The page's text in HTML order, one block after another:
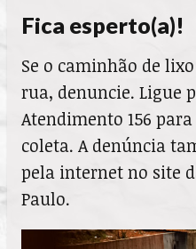
Fica esperto(a)!
Se o caminhão de
rua, denuncie. Ligue
Atendimento 156
coleta. A denúncia
pela internet no site
Paulo.